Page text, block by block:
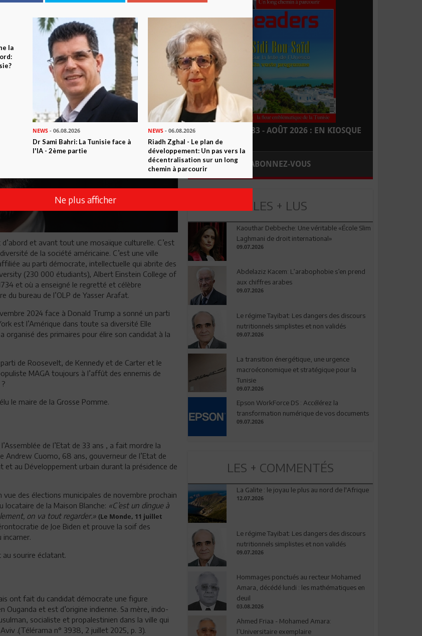
et avant tout une mosaïque culturelle. C’est
de la société américaine. C’est une ville
au parti démocrate, intellectuelle qui abrite des
(230 000 étudiants), Albert Einstein College of
et où a enseigné le regretté et célèbre
du bureau de l’OLP de Yasser Arafat.
2024 face à Donald Trump a sonné un parti
est l’Amérique dans toute sa diversité Elle
des primaires pour élire son candidat à la
de Roosevelt, de Kennedy et de Carter et le
MAGA toujours à l’affût des ennemis de
le maire de la Grosse Pomme.
de l’Etat de 33 ans , a fait mordre la
Andrew Cuomo, 68 ans, gouverneur de l’Etat de
et au Développement urbain durant la présidence de
des élections municipales de novembre prochain
de la Maison Blanche: «C’est un dingue à
on va tout regarder.» (Le Monde, 11 juillet
de Joe Biden et prouve la soif des
incarner.
sourire éclatant.
ont fait du candidat démocrate une figure
et est d’origine indienne. Sa mère, indo-
socialiste et propalestinien dans la ville qui
.(Télérama n° 3938, 2 juillet 2025, p. 3).
LEADERS N° 183 - AOÛT 2026 : EN KIOSQUE
ABONNEZ-VOUS
LES + LUS
Kaouthar Debbeche: Une véritable «École Slim
Laghmani de droit international»
09.07.2026
Abdelaziz Kacem: L’arabophobie s’en prend
aux chiffres arabes
09.07.2026
Le régime Tayibat: Les dangers des discours
nutritionnels simplistes et non validés
09.07.2026
La transition énergétique, une urgence
macroéconomique et stratégique pour la
Tunisie
09.07.2026
Epson WorkForce DS : Accélérez la
transformation numérique de vos documents
09.07.2026
LES + COMMENTÉS
La Galite : le joyau le plus au nord de l'Afrique
12.07.2026
Le régime Tayibat: Les dangers des discours
nutritionnels simplistes et non validés
09.07.2026
Hommages ponctués au recteur Mohamed
Amara, décédé lundi : les mathématiques en
deuil
03.08.2026
Ahmed Friaa - Mohamed Amara:
l’Universitaire exemplaire
la
NEWS - 06.08.2026
Dr Sami Bahri: La Tunisie face à
l'IA - 2ème partie
NEWS- 06.08.2026
Riadh Zghal - Le plan de
développement: Un pas vers la
décentralisation sur un long
chemin à parcourir
Ne plus afficher